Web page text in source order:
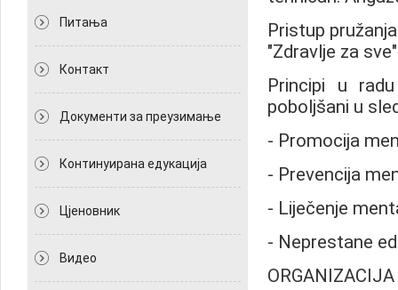
Питања
Контакт
Документи за преузимање
Континуирана едукација
Цјеновник
Видео
Pristup
"Zdravlje za
Principi u
poboljšani u
- Promocija
- Prevencija
- Liječenje
- Neprestane